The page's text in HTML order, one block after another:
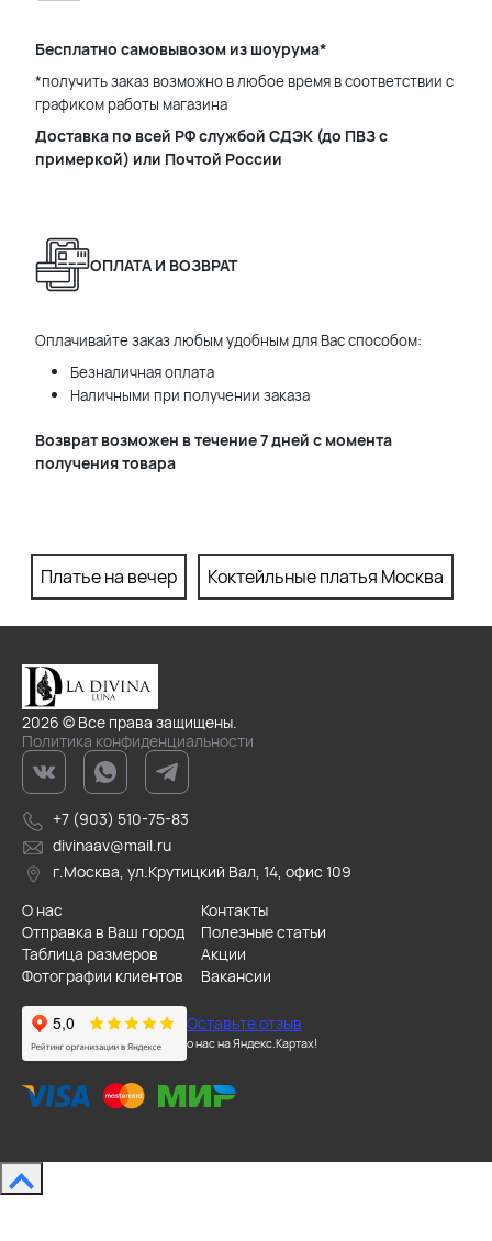
Бесплатно самовывозом из шоурума*
*получить заказ возможно в любое время в соответствии с
графиком работы магазина
Доставка по всей РФ службой СДЭК (до ПВЗ с
примеркой) или Почтой России
ОПЛАТА И ВОЗВРАТ
Оплачивайте заказ любым удобным для Вас способом:
Безналичная оплата
Наличными при получении заказа
Возврат возможен в течение 7 дней с момента
получения товара
Платье на вечер Коктейльные платья Москва
2026 © Все права защищены.
Политика конфиденциальности
+7 (903) 510-75-83
divinaav@mail.ru
г.Москва, ул.Крутицкий Вал, 14, офис 109
О нас
Контакты
Отправка в Ваш город
Полезные статьи
Таблица размеров
Акции
Фотографии клиентов
Вакансии
Оставьте отзыв
о нас на Яндекс.Картах!